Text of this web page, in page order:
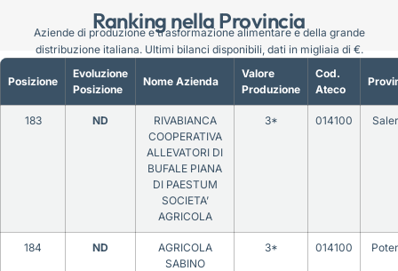
Ranking nella Provincia
Posizione
Evoluzione
Posizione
Nome Azienda
Valore
Produzione
Cod.
Ateco
183 ND
RIVABIANCA
COOPERATIVA
ALLEVATORI DI
BUFALE PIANA
DI PAESTUM
SOCIETA’
AGRICOLA
3* 014100
184 ND
AGRICOLA
SABINO
3* 014100
Aziende di produzione e trasformazione alimentare e della grande
distribuzione italiana. Ultimi bilanci disponibili, dati in migliaia di €.